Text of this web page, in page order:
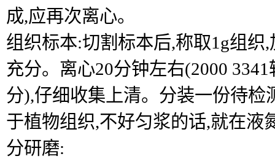
成,应再次离心。
组织标本:切割标本后,称取1g组织
充分。离心20分钟左右(2000 3341
分),仔细收集上清。分装一份待
于植物组织,不好匀浆的话,就在液
分研磨: